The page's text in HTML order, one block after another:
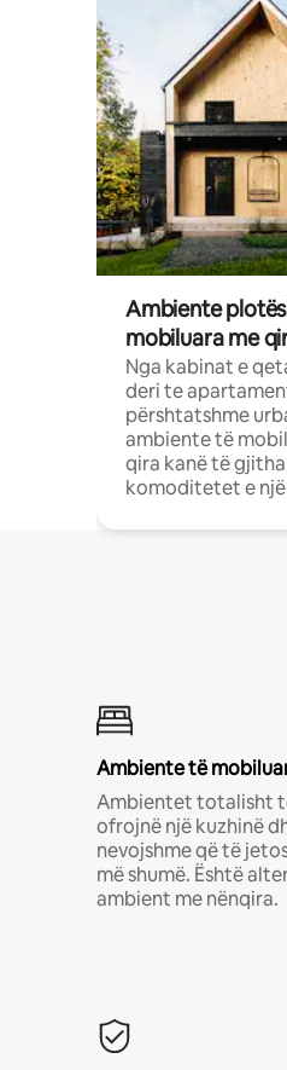
Ambiente
mobiluara me
Nga kabinat e
deri te
përshtatshme
ambiente të
qira kanë të gjitha
komoditetet e
Ambiente të
Ambientet totalisht
ofrojnë një kuzhinë
nevojshme që të
më shumë. Është
ambient me nënqira.